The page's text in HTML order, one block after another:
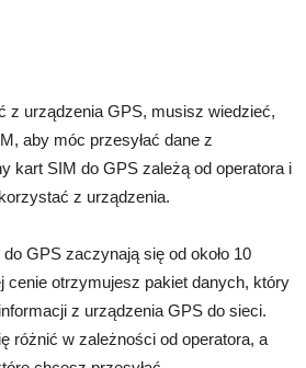
z urządzenia GPS, musisz wiedzieć,
aby móc przesyłać dane z
kart SIM do GPS zależą od operatora i
z urządzenia.
GPS zaczynają się od około 10
cenie otrzymujesz pakiet danych, który
z urządzenia GPS do sieci.
różnić w zależności od operatora, a